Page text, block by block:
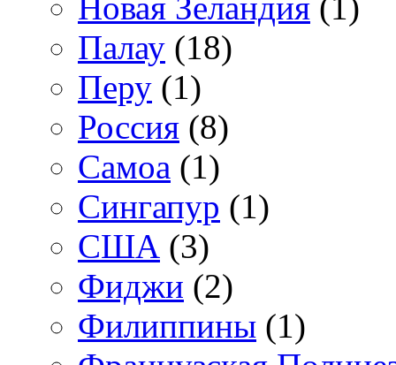
Новая Зеландия (1)
Палау (18)
Перу (1)
Россия (8)
Самоа (1)
Сингапур (1)
США (3)
Фиджи (2)
Филиппины (1)